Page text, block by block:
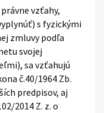
vzťahy,
s fyzickými
zmluvy podľa
svojej
sa vzťahujú
č.40/1964 Zb.
predpisov, aj
2014 Z. z. o